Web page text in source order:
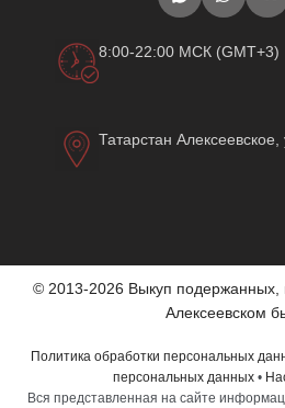
8:00-22:00 МСК (GMT+3)
Татарстан
© 2013-2026 Выкуп подержанных,
Алексеевском
Политика обработки персональных
персональных данных •
Вся представленная на сайте